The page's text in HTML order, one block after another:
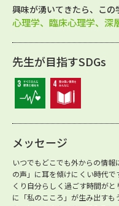
興味が湧いてきたら、この
心理学、臨床心理学、深
先生が目指すSDGs
メッセージ
いつでもどこでも外からの情
の声」に耳を傾けにくい時代
くり自分らしく過ごす時間が
に「私のこころ」が生み出す